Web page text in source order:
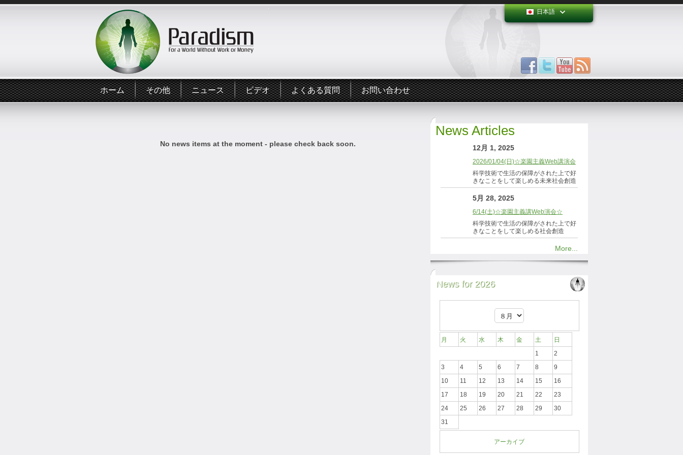
日本語
ホーム その他 ニュース ビデオ よくある質問 お問い合わせ
No news items at the moment - please check back soon.
News Articles
12月 1, 2025
2026/01/04(日)☆楽園主義Web講演会
科学技術で生活の保障がされた上で好
きなことをして楽しめる未来社会創造
5月 28, 2025
6/14(土)☆楽園主義講Web演会☆
科学技術で生活の保障がされた上で好
きなことをして楽しめる社会創造
More...
News for 2026
月 火 水 木 金 土
日
1
2
3
4 5 6 7 8
9
10
11 12 13 14 15
16
17
18 19 20 21 22
23
24
25 26 27 28 29
30
31
アーカイブ